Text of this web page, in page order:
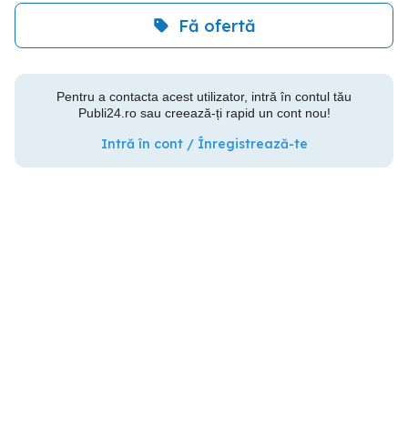
Fă ofertă
Pentru a contacta acest utilizator, intră în contul tău
Publi24.ro sau creează-ți rapid un cont nou!
Intră în cont / Înregistrează-te